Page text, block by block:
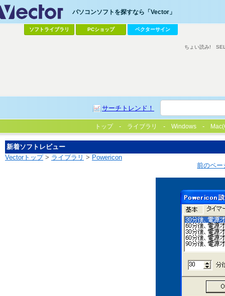
パソコンソフトを探すなら「Vector」
ソフトライブラリ PCショップ ベクターサイン
サーチトレンド！
ちょい読み!
トップ ライブラリ Windows
新着ソフトレビュー
Vectorトップ> ライブラリ > Powericon
前のペー